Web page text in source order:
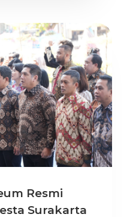
Resmi
Surakarta